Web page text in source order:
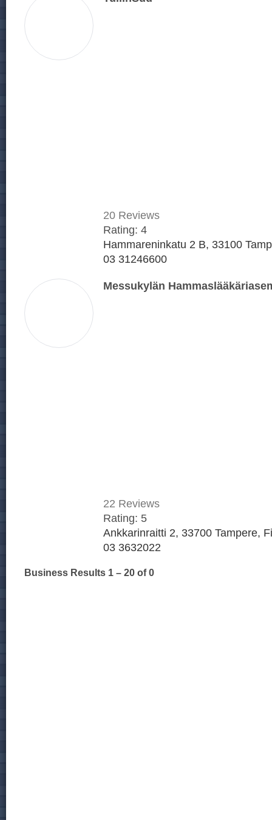
20 Reviews
Rating: 4
Hammareninkatu 2 B, 33100
03 31246600
Messukylän
22 Reviews
Rating: 5
Ankkarinraitti 2, 33700 Tampere,
03 3632022
Business Results 1 – 20 of 0